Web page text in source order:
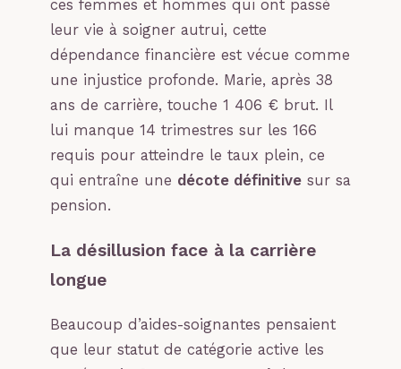
ces femmes et hommes qui ont passé
leur vie à soigner autrui, cette
dépendance financière est vécue comme
une injustice profonde. Marie, après 38
ans de carrière, touche 1 406 € brut. Il
lui manque 14 trimestres sur les 166
requis pour atteindre le taux plein, ce
qui entraîne une décote définitive sur sa
pension.
La désillusion face à la carrière
longue
Beaucoup d’aides-soignantes pensaient
que leur statut de catégorie active les